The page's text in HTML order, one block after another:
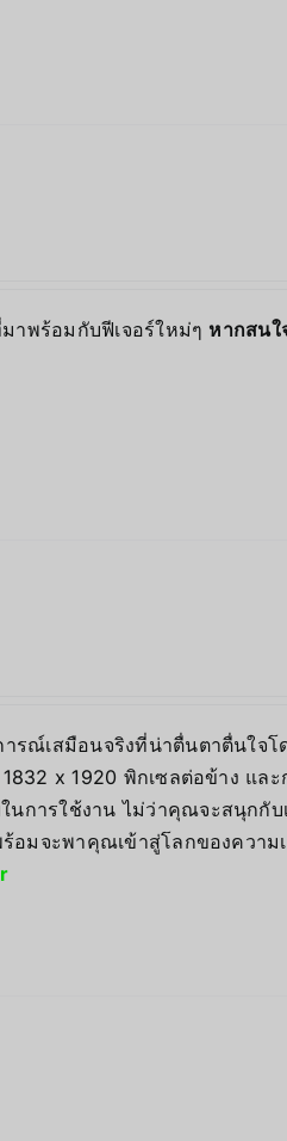
าพร้อมกับฟีเจอร์ใหม่ๆ หากสนใ
รณ์เสมือนจริงที่น่าตื่นตาตื่นใจโ
x 1920 พิกเซลต่อข้าง แล
การใช้งาน ไม่ว่าคุณจะสนุกกับ
อมจะพาคุณเข้าสู่โลกของความ